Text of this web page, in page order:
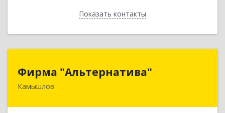
Показать контакты
Назад
Фирма "Альтернатива"
Камышлов
624860, Свердловская обл, Камышлов г, Ленина